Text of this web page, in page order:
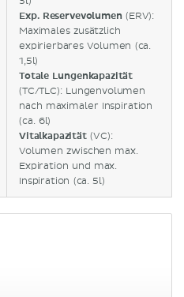
Exp. Reservevolumen(ERV):
Maximales zusätzlich
expirierbares Volumen (ca.
1,5l)
Totale Lungenkapazität
(TC/TLC): Lungenvolumen
nach maximaler Inspiration
(ca. 6l)
Vitalkapazität(VC):
Volumen zwischen max.
Expiration und max.
Inspiration (ca. 5l)